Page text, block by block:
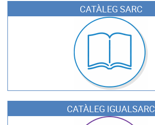
CATÀLEG SARC
CATÀLEG IGUALSARC